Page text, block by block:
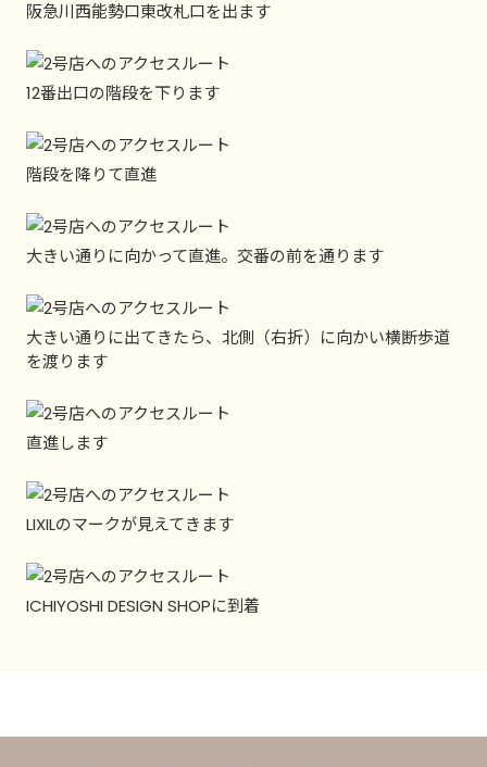
阪急川西能勢口東改札口を出ます
12番出口の階段を下ります
階段を降りて直進
大きい通りに向かって直進。交番の前を通ります
大きい通りに出てきたら、北側（右折）に向かい横断歩道
を渡ります
直進します
LIXILのマークが見えてきます
ICHIYOSHI DESIGN SHOPに到着